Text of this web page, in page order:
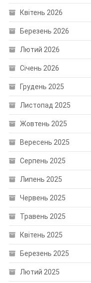
Квітень 2026
Березень 2026
Лютий 2026
Січень 2026
Грудень 2025
Листопад 2025
Жовтень 2025
Вересень 2025
Серпень 2025
Липень 2025
Червень 2025
Травень 2025
Квітень 2025
Березень 2025
Лютий 2025